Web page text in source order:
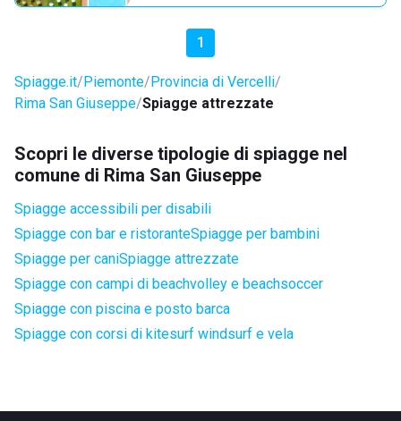
1
Spiagge.it Piemonte Provincia di Vercelli
Rima San Giuseppe Spiagge attrezzate
Scopri le diverse tipologie di spiagge nel
comune di Rima San Giuseppe
Spiagge accessibili per disabili
Spiagge con bar e ristoranteSpiagge per bambini
Spiagge per caniSpiagge attrezzate
Spiagge con campi di beachvolley e beachsoccer
Spiagge con piscina e posto barca
Spiagge con corsi di kitesurf windsurf e vela